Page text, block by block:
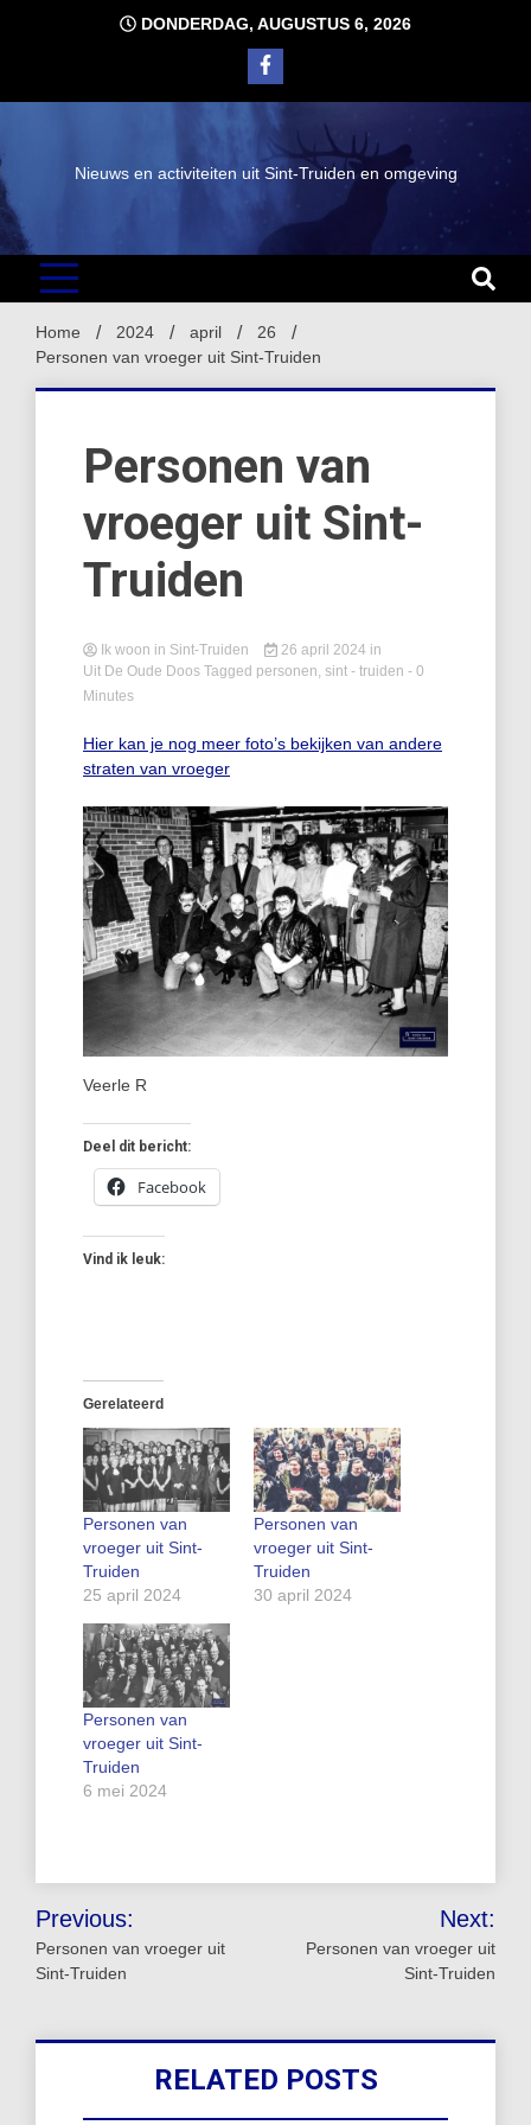
DONDERDAG, AUGUSTUS 6, 2026
Nieuws en activiteiten uit Sint-Truiden en omgeving
Home 2024 april
26
Personen van vroeger uit Sint-Truiden
Personen van
vroeger uit Sint-
Truiden
Ik woon in Sint-Truiden 26 april 2024 in
Uit De Oude Doos Tagged personen, sint - truiden - 0
Minutes
Hier kan je nog meer foto’s bekijken van andere
straten van vroeger
Veerle R
Deel dit bericht:
Facebook
Vind ik leuk:
Gerelateerd
Personen van
vroeger uit Sint-
Truiden
25 april 2024
Personen van
vroeger uit Sint-
Truiden
30 april 2024
Personen van
vroeger uit Sint-
Truiden
6 mei 2024
Bericht
navigatie
Previous:
Personen van vroeger uit
Sint-Truiden
Next:
Personen van vroeger uit
Sint-Truiden
RELATED POSTS